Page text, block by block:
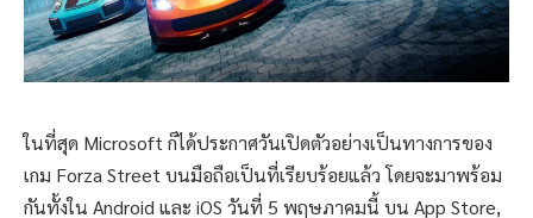
ในที่สุด Microsoft ก็ได้ประกาศวันเปิดตัวอย่างเป็นทางการของ
เกม Forza Street บนมือถือเป็นที่เรียบร้อยแล้ว โดยจะมาพร้อม
กันทั้งใน Android และ iOS วันที่ 5 พฤษภาคมนี้ บน App Store,